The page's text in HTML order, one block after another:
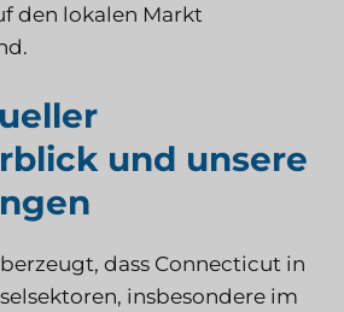
den lokalen Markt
und unsere
dass Connecticut in
insbesondere im